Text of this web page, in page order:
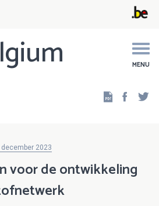
MENU
2023
voor de ontwikkeling